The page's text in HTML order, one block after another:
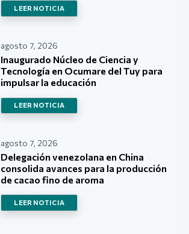
LEER NOTICIA
agosto 7, 2026
Inaugurado Núcleo de Ciencia y
Tecnología en Ocumare del Tuy para
impulsar la educación
LEER NOTICIA
agosto 7, 2026
Delegación venezolana en China
consolida avances para la producción
de cacao fino de aroma
LEER NOTICIA